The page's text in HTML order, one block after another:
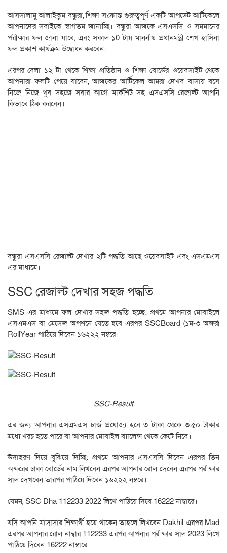
আসসালামু আলাইকুম বন্ধুরা, শিক্ষা সংক্রান্ত গুরুত্বপূর্ণ একটি আপডেট আর্টিকেলে
আপনাদের সবাইকে স্বাগতম জানাচ্ছি। বন্ধুরা আজকে এসএসসি ও সমমানের
পরীক্ষার ফল জানা যাবে, এবং সকাল ১0 টায় মাননীয় প্রধানমন্ত্রী শেখ হাসিনা
ফল প্রকাশ কার্যক্রম উদ্বোধন করবেন।
এরপর বেলা ১২ টা থেকে শিক্ষা প্রতিষ্ঠান ও শিক্ষা বোর্ডের ওয়েবসাইট থেকে
আপনারা ফলটি পেয়ে যাবেন, আজকের আর্টিকেল আমরা দেখব বাসায় বসে
নিজে নিজে খুব সহজে সবার আগে মার্কশিট সহ এসএসসি রেজাল্ট আপনি
কিভাবে ঠিক করবেন।
বন্ধুরা এসএসসি রেজাল্ট দেখার ২টি পদ্ধতি আছে ওয়েবসাইট এবং এসএমএস
এর মাধ্যমে।
SSC রেজাল্ট দেখার সহজ পদ্ধতি
SMS এর মাধ্যমে ফল দেখার সহজ পদ্ধতি হচ্ছে: প্রথমে আপনার মোবাইলে
এসএমএস বা মেসেজ অপশনে যেতে হবে এরপর SSCBoard (১ম-৩ অক্ষর)
RollYear পাঠিয়ে দিবেন ১৬২২২ নম্বরে।
SSC-Result
এর জন্য আপনার এসএমএস চার্জ প্রযোজ্য হবে ৩ টাকা থেকে ৩.৫০ টাকার
মধ্যে খরচ হতে পারে বা আপনার মোবাইল ব্যালেন্স থেকে কেটে নিবে।
উদাহরণ দিয়ে বুঝিয়ে দিচ্ছি: প্রথমে আপনার এসএসসি দিবেন এরপর তিন
অক্ষরের ঢাকা বোর্ডের নাম লিখবেন এরপর আপনার রোল দেবেন এরপর পরীক্ষার
সাল দেখবেন তারপর পাঠিয়ে দিবেন ১৬২২২ নম্বরে।
যেমন, SSC Dha 112233 2022 লিখে পাঠিয়ে দিবে 16222 নাম্বারে।
যদি আপনি মাদ্রাসার শিক্ষার্থী হয়ে থাকেন তাহলে লিখবেন Dakhil এরপর Mad
এরপর আপনার রোল নাম্বার 112233 এরপর আপনার পরীক্ষার সাল 2023 লিখে
পাঠিয়ে দিবেন 16222 নাম্বারে